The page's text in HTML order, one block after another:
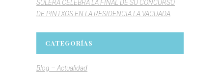
SOLERA CELEBRA LA FINAL DE SU CONCURSO
DE PINTXOS EN LA RESIDENCIA LA VAGUADA
CATEGORÍAS
Blog – Actualidad